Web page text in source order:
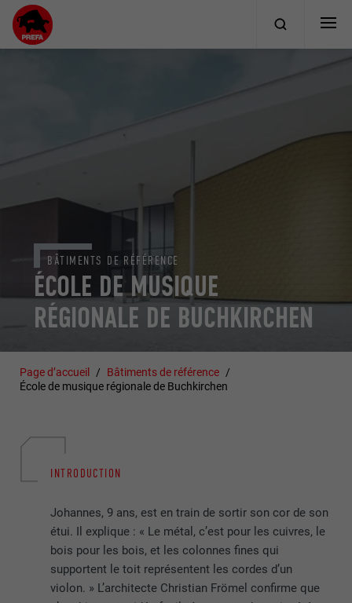
ÉCOLE DE MUSIQUE
RÉGIONALE DE BUCHKIRCHEN
BÂTIMENTS DE RÉFÉRENCE
Page d’accueil
Bâtiments de référence
École de musique régionale de Buchkirchen
INTRODUCTION
Johannes, 9 ans, est en train de sortir son cor de son
étui. Il explique : « Le métal, c’est pour les cuivres, le
bois pour les bois, et les colonnes fines qui
supportent le toit représentent les cordes d’un
violon. » L’architecte Christian Frömel confirme que